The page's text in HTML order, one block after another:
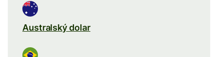
Australský dolar